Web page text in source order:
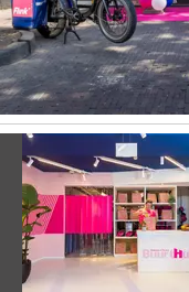
Vorige